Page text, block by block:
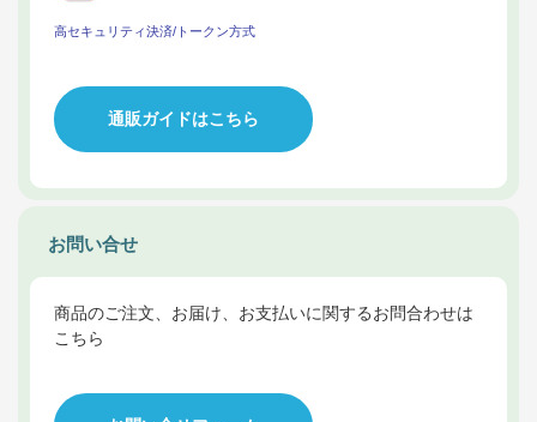
高セキュリティ決済/トークン方式
通販ガイドはこちら
お問い合せ
商品のご注文、お届け、お支払いに関するお問合わせは
こちら